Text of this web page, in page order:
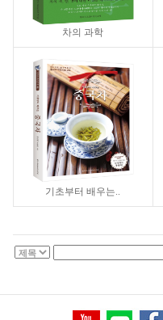
차의 과학
기초부터 배우는..